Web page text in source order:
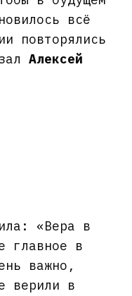
всё
повторялись
Алексей
«Вера в
главное в
важно,
верили в